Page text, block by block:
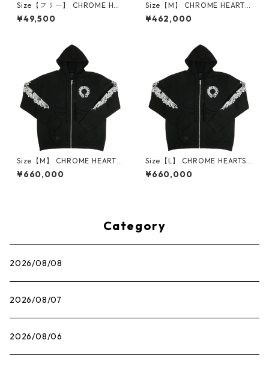
Size【フリー】 CHROME HEA
RTS クロム・ハーツ BALL CH
AIN 30I SILVER ネックレスチ
¥49,500
Size【M】 CHROME HEARTS
クロム・ハーツ DEADLY DOL
L PULLOVER HOODIE BLACK
¥462,000
Size【M】 CHROME HEARTS
クロム・ハーツ HORSESHOE
FULL ZIP HOODIE BLACK ジ
¥660,000
Size【L】 CHROME HEARTS
クロム・ハーツ HORSESHOE
FULL ZIP HOODIE BLACK ジ
¥660,000
Category
2026/08/08
2026/08/07
2026/08/06